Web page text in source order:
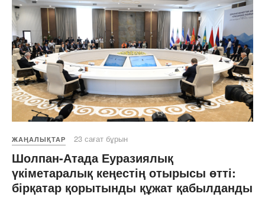
ЖАҢАЛЫҚТАР 23 сағат бұрын
Шолпан-Атада Еуразиялық
үкіметаралық кеңестің отырысы өтті:
бірқатар қорытынды құжат қабылданды